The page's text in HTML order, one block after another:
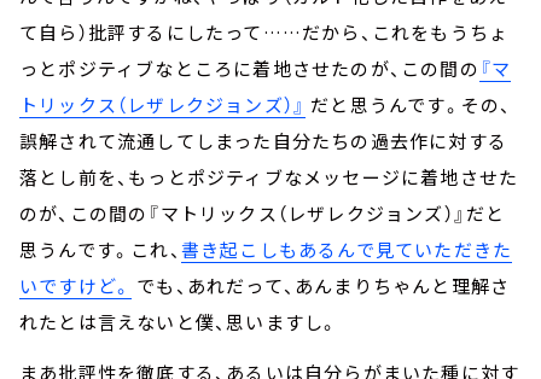
て自ら）批評するにしたって……だから、これをもうちょ
っとポジティブなところに着地させたのが、この間の 『マ
トリックス（レザレクジョンズ）』 だと思うんです。その、
誤解されて流通してしまった自分たちの過去作に対する
落とし前を、もっとポジティブなメッセージに着地させた
のが、この間の『マトリックス（レザレクジョンズ）』だと
思うんです。これ、書き起こしもあるんで見ていただきた
いですけど。 でも、あれだって、あんまりちゃんと理解さ
れたとは言えないと僕、思いますし。
まあ批評性を徹底する、あるいは自分らがまいた種に対す